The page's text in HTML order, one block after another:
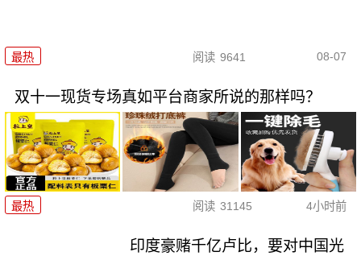
最热 阅读 9641 08-07
双十一现货专场真如平台商家所说的那样吗？
最热 阅读 31145 4小时前
印度豪赌千亿卢比，要对中国光